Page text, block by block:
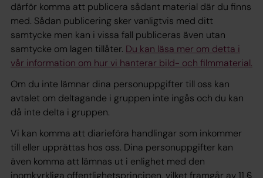
därför komma att publicera sådant material där du finns
med. Sådan publicering sker vanligtvis med ditt
samtycke men kan i vissa fall publiceras även utan
samtycke om lagen tillåter. Du kan läsa mer om detta i
vår information om hur vi hanterar bild- och filmmaterial.
Om du inte lämnar dina personuppgifter till oss kan
avtalet om deltagande i gruppen inte ingås och du kan
då inte delta i gruppen.
Vi kan komma att diarieföra handlingar som inkommer
till eller upprättas hos oss. Dina personuppgifter kan
även komma att lämnas ut i enlighet med den
inomkyrkliga offentlighetsprincipen, vilket framgår av 11 §